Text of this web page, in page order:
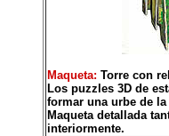
Maqueta: Torre con
Los puzzles 3D de
formar una urbe de la
Maqueta detallada
interiormente.